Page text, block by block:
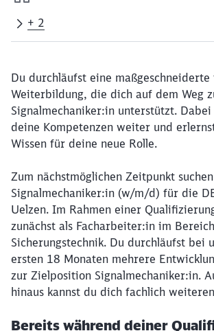
+ 2
Du durchläufst eine maßgeschneiderte
Weiterbildung, die dich auf dem Weg
Signalmechaniker:in unterstützt.
deine Kompetenzen weiter und
Wissen für deine neue Rolle.
Zum nächstmöglichen Zeitpunkt
Signalmechaniker:in (w/m/d) für die
Uelzen. Im Rahmen einer
zunächst als Facharbeiter:in im
Sicherungstechnik. Du durchläufst bei
ersten 18 Monaten mehrere
zur Zielposition Signalmechaniker:in.
hinaus kannst du dich fachlich
Bereits während deiner